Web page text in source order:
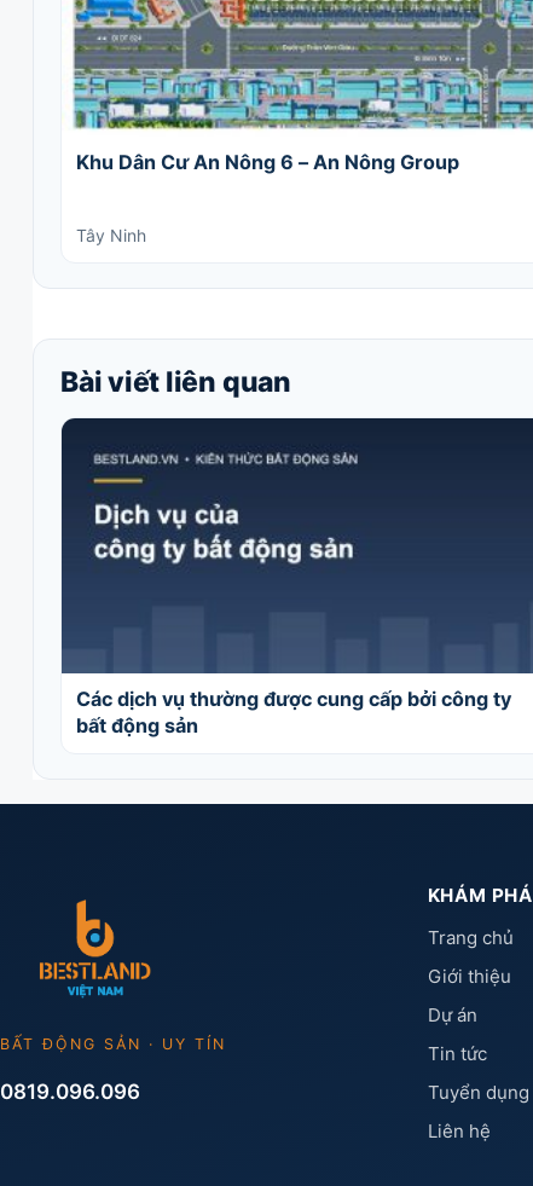
Khu Dân Cư An Nông 6 – An Nông Group
Tây Ninh
Bài viết liên quan
Các dịch vụ thường được cung cấp bởi công ty
bất động sản
BẤT ĐỘNG SẢN · UY TÍN
0819.096.096
KHÁM PHÁ
Trang chủ
Giới thiệu
Dự án
Tin tức
Tuyển dụng
Liên hệ